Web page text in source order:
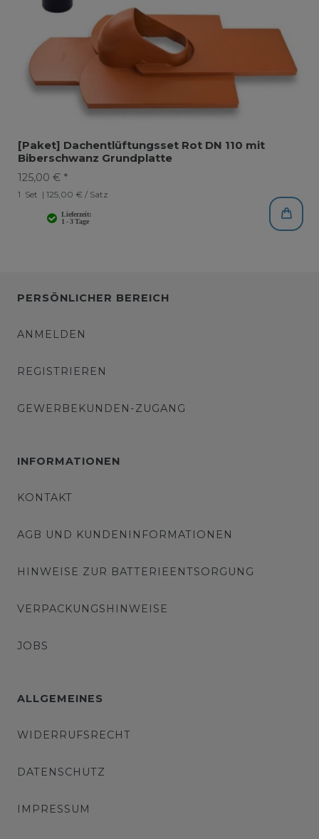
[Paket] Dachentlüftungsset Rot DN 110 mit
Biberschwanz Grundplatte
125,00 € *
1 Set | 125,00 € / Satz
PERSÖNLICHER BEREICH
ANMELDEN
REGISTRIEREN
GEWERBEKUNDEN-ZUGANG
INFORMATIONEN
KONTAKT
AGB UND KUNDENINFORMATIONEN
HINWEISE ZUR BATTERIEENTSORGUNG
VERPACKUNGSHINWEISE
JOBS
ALLGEMEINES
WIDERRUFSRECHT
DATENSCHUTZ
IMPRESSUM